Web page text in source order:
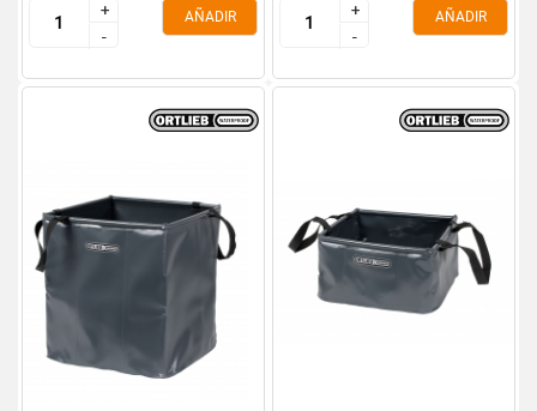
+
-
+
-
AÑADIR
+
-
+
-
AÑADIR